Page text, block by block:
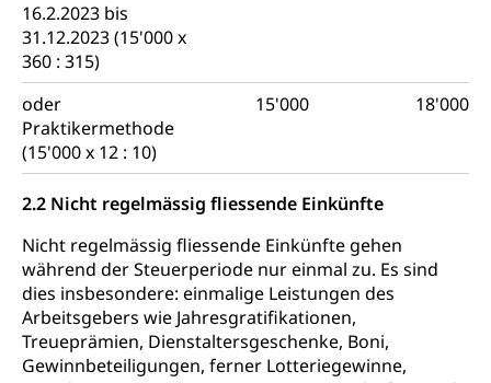
16.2.2023 bis
31.12.2023 (15'000 x
360 : 315)
oder
Praktikermethode
(15'000 x 12 : 10)
15'000 18'000
2.2 Nicht regelmässig fliessende Einkünfte
Nicht regelmässig fliessende Einkünfte gehen
während der Steuerperiode nur einmal zu. Es sind
dies insbesondere: einmalige Leistungen des
Arbeitsgebers wie Jahresgratifikationen,
Treueprämien, Dienstaltersgeschenke, Boni,
Gewinnbeteiligungen, ferner Lotteriegewinne,